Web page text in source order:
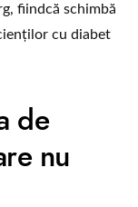
fiindcă schimbă
cu diabet
de
nu